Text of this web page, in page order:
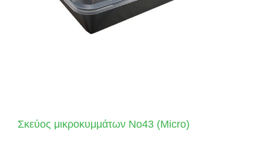
Σκεύος μικροκυμμάτων Νο43 (Micro)